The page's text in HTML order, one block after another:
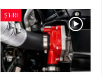
ȘTIRI